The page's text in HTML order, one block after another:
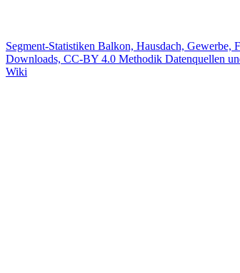
Segment-Statistiken Balkon, Hausdach, Gewerbe,
Downloads, CC-BY 4.0 Methodik Datenquellen
Wiki